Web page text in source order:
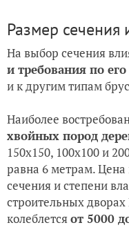
Размер сечения
На выбор сечения
и требования по
и к другим типам
Наиболее
хвойных пород
150х150, 100х100 и
равна 6 метрам. Цена
сечения и степени
строительных
колеблетсяот 5000